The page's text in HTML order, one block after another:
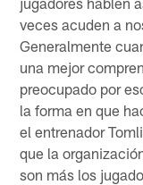
veces acuden a
Generalmente
una mejor
preocupado por
la forma en que
el entrenador
que la
son más los